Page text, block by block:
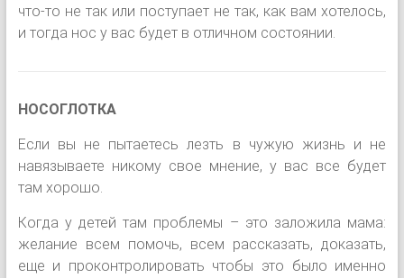
что-то не так или поступает не так, как вам хотелось,
и тогда нос у вас будет в отличном состоянии.
НОСОГЛОТКА
Если вы не пытаетесь лезть в чужую жизнь и не
навязываете никому свое мнение, у вас все будет
там хорошо.
Когда у детей там проблемы – это заложила мама:
желание всем помочь, всем рассказать, доказать,
еще и проконтролировать чтобы это было именно